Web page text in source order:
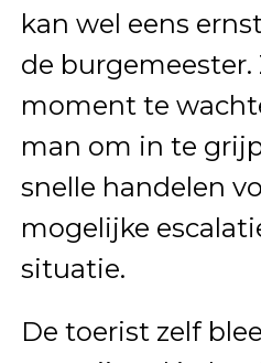
kan wel eens
de burgemeester.
moment te
man om in te
snelle handelen
mogelijke
situatie.
De toerist zelf